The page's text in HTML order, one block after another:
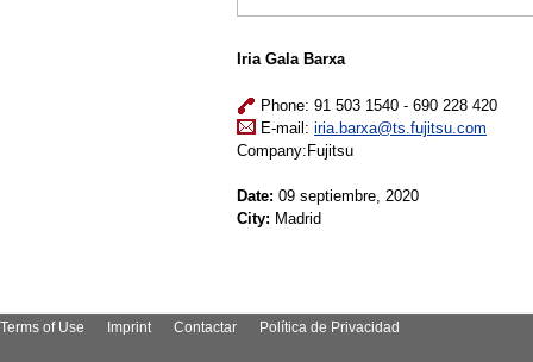
Iria Gala Barxa
Phone: 91 503 1540 - 690 228 420
E-mail: iria.barxa@ts.fujitsu.com
Company:Fujitsu
Date: 09 septiembre, 2020
City: Madrid
Terms of Use Imprint Contactar Política de Privacidad